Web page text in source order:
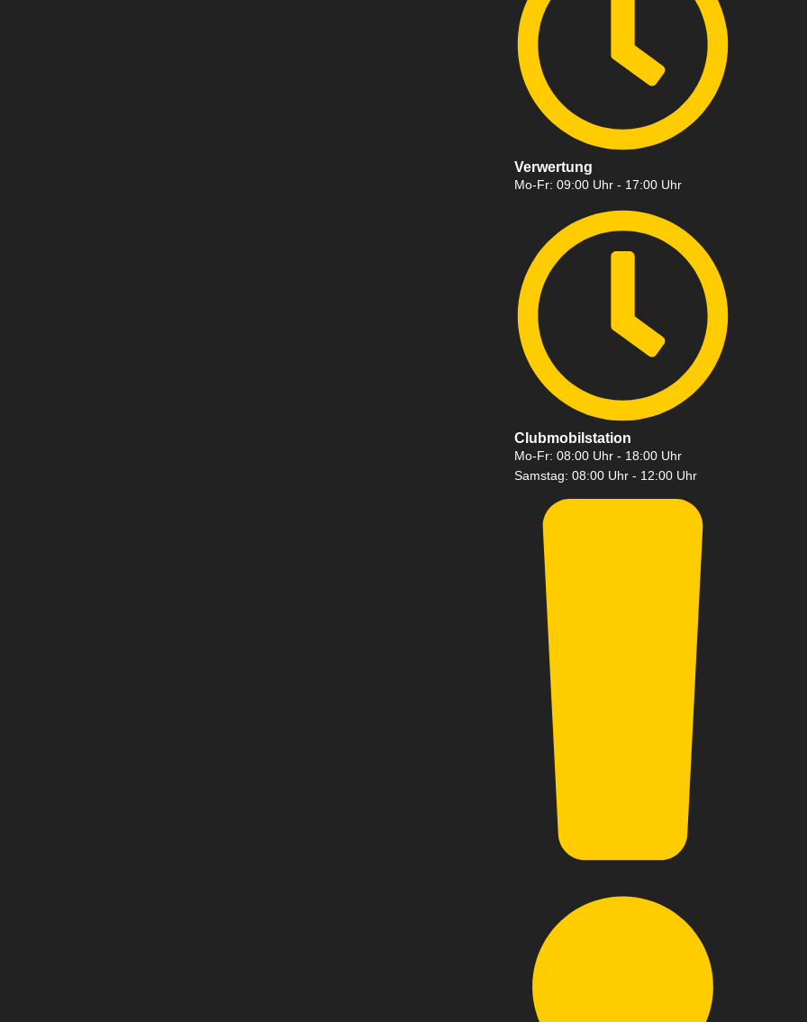
Verwertung
Mo-Fr: 09:00 Uhr - 17:00 Uhr
Clubmobilstation
Mo-Fr: 08:00 Uhr - 18:00 Uhr
Samstag: 08:00 Uhr - 12:00 Uhr